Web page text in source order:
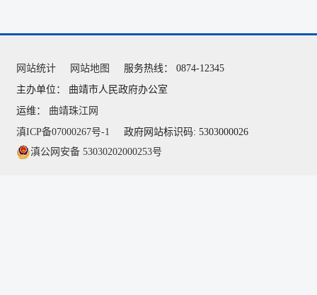
网站统计 网站地图
服务热线： 0874-12345
主办单位： 曲靖市人民政府办公室
运维： 曲靖珠江网
滇ICP备07000267号-1
政府网站标识码: 5303000026
滇公网安备 53030202000253号